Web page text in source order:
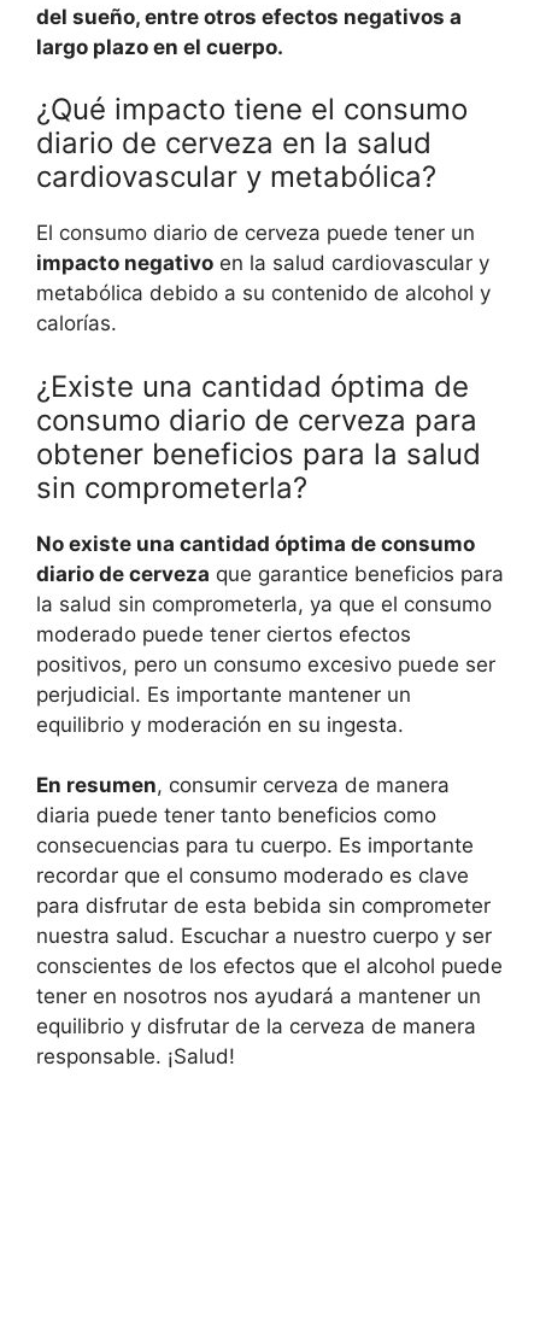
del sueño, entre otros efectos negativos a
largo plazo en el cuerpo.
¿Qué impacto tiene el consumo
diario de cerveza en la salud
cardiovascular y metabólica?
El consumo diario de cerveza puede tener un
impacto negativo en la salud cardiovascular y
metabólica debido a su contenido de alcohol y
calorías.
¿Existe una cantidad óptima de
consumo diario de cerveza para
obtener beneficios para la salud
sin comprometerla?
No existe una cantidad óptima de consumo
diario de cerveza que garantice beneficios para
la salud sin comprometerla, ya que el consumo
moderado puede tener ciertos efectos
positivos, pero un consumo excesivo puede ser
perjudicial. Es importante mantener un
equilibrio y moderación en su ingesta.
En resumen, consumir cerveza de manera
diaria puede tener tanto beneficios como
consecuencias para tu cuerpo. Es importante
recordar que el consumo moderado es clave
para disfrutar de esta bebida sin comprometer
nuestra salud. Escuchar a nuestro cuerpo y ser
conscientes de los efectos que el alcohol puede
tener en nosotros nos ayudará a mantener un
equilibrio y disfrutar de la cerveza de manera
responsable. ¡Salud!